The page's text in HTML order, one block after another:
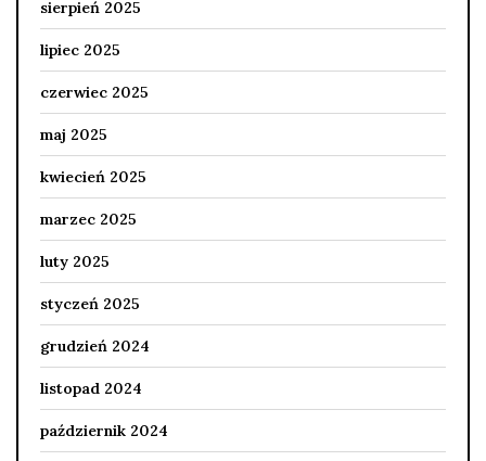
sierpień 2025
lipiec 2025
czerwiec 2025
maj 2025
kwiecień 2025
marzec 2025
luty 2025
styczeń 2025
grudzień 2024
listopad 2024
październik 2024